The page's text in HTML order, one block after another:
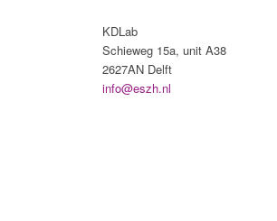
KDLab
Schieweg 15a, unit A38
2627AN Delft
info@eszh.nl